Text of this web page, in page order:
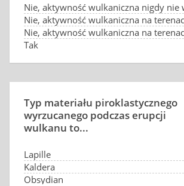
Tak
Typ materiału piroklastycznego
wyrzucanego podczas erupcji
wulkanu to...
Lapille
Kaldera
Obsydian